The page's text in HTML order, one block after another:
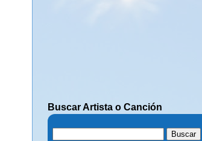
Buscar Artista o Canción